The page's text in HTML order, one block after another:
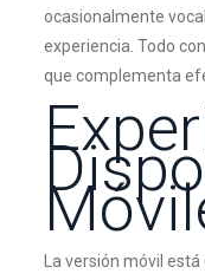
ocasionalmente
experiencia. Todo
que complementa
La versión móvil